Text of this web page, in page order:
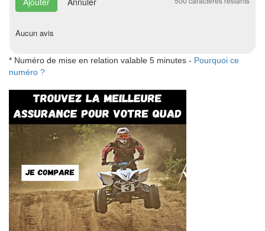
Aucun avis
* Numéro de mise en relation valable 5 minutes - Pourquoi ce
numéro ?